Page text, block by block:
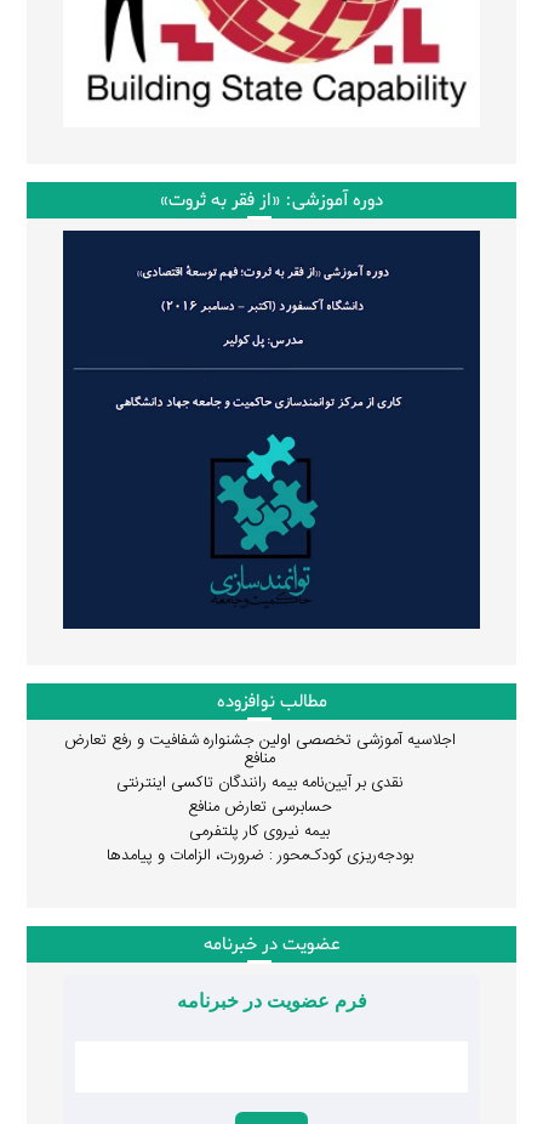
دوره آموزشی: «از فقر به ثروت»
مطالب نوافزوده
اجلاسیه آموزشی تخصصی اولین جشنواره شفافیت و رفع تعارض
منافع
نقدی بر آیین‌نامه بیمه رانندگان تاکسی اینترنتی
حسابرسی تعارض منافع
بیمه نیروی کار پلتفرمی
بودجه‌ریزی کودک‌محور : ضرورت، الزامات و پیامدها
عضویت در خبرنامه
فرم عضویت در خبرنامه